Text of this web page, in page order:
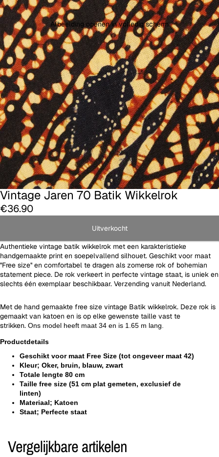
Afbeelding openen in volledig scherm
Vintage Jaren 70 Batik Wikkelrok
€36.90
Uitverkocht
Authentieke vintage batik wikkelrok met een karakteristieke
handgemaakte print en soepelvallend silhouet. Geschikt voor maat
''Free size'' en comfortabel te dragen als zomerse rok of bohemian
statement piece. De rok verkeert in perfecte vintage staat, is uniek en
slechts één exemplaar beschikbaar. Verzending vanuit Nederland.
Met de hand gemaakte free size vintage Batik wikkelrok. Deze rok is
gemaakt van katoen en is op elke gewenste taille vast te
strikken. Ons model heeft maat 34 en is 1.65 m lang.
Productdetails
Geschikt voor maat Free Size (tot ongeveer maat 42)
Kleur; Oker, bruin, blauw, zwart
Totale lengte 80 cm
Taille free size (51 cm plat gemeten, exclusief de
linten)
Materiaal; Katoen
Staat; Perfecte staat
Vergelijkbare artikelen